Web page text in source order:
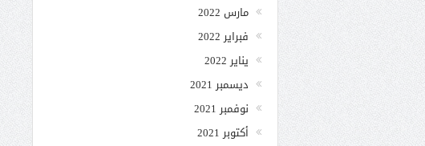
مارس 2022
فبراير 2022
يناير 2022
ديسمبر 2021
نوفمبر 2021
أكتوبر 2021